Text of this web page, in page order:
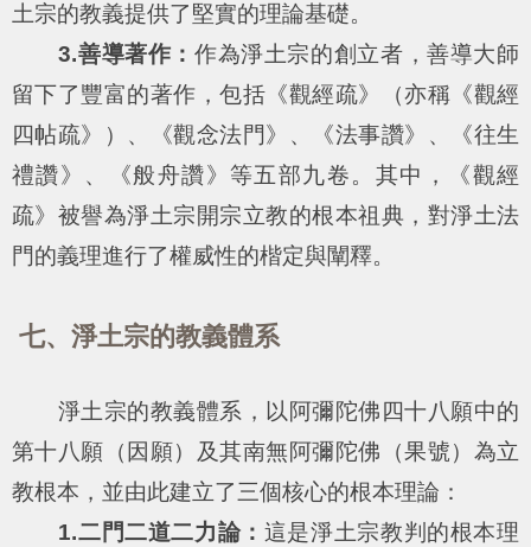
土宗的教義提供了堅實的理論基礎。
3.善導著作：作為淨土宗的創立者，善導大師
留下了豐富的著作，包括《觀經疏》（亦稱《觀經
四帖疏》）、《觀念法門》、《法事讚》、《往生
禮讚》、《般舟讚》等五部九卷。其中，《觀經
疏》被譽為淨土宗開宗立教的根本祖典，對淨土法
門的義理進行了權威性的楷定與闡釋。
七、淨土宗的教義體系
淨土宗的教義體系，以阿彌陀佛四十八願中的
第十八願（因願）及其南無阿彌陀佛（果號）為立
教根本，並由此建立了三個核心的根本理論：
1.二門二道二力論： 這是淨土宗教判的根本理